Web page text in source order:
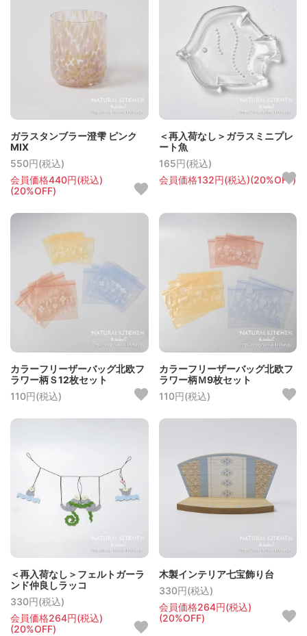
ガラスタンブラー澄雫 ピンク
MIX
550円(税込)
会員価格440円(税込)
(20%OFF)
＜再入荷なし＞ガラスミニプレ
ート魚
165円(税込)
会員価格132円(税込)(20%OFF)
カラーフリーザーバッグ北欧フ
ラワー柄Ｓ12枚セット
110円(税込)
カラーフリーザーバッグ北欧フ
ラワー柄Ｍ9枚セット
110円(税込)
＜再入荷なし＞フェルトガーラ
ンド仲良しラッコ
330円(税込)
会員価格264円(税込)
(20%OFF)
木製インテリア七宝飾り台
330円(税込)
会員価格264円(税込)
(20%OFF)